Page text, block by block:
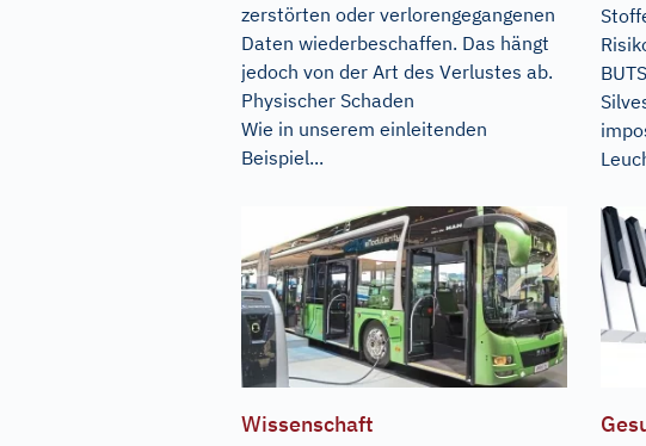
zerstörten oder verlorengegangenen
Daten wiederbeschaffen. Das hängt
jedoch von der Art des Verlustes ab.
Physischer Schaden
Wie in unserem einleitenden
Beispiel...
Wissenschaft